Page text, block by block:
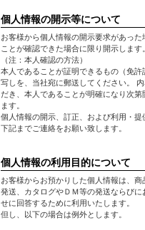
個人情報の開示等について
お客様から個人情報の開示要求があった
ことが確認できた場合に限り開示します。
（注：本人確認の方法）
本人であることが証明できるもの（免許
写しを、当社宛に郵送してください。
だき、本人であることが明確になり次第
ます。
個人情報の開示、訂正、および利用・提
下記までご連絡をお願い致します。
個人情報の利用目的について
お客様からお預かりした個人情報は、
発送、カタログやＤＭ等の発送ならびに
せに回答するために利用いたします。
但し、以下の場合は例外とします。